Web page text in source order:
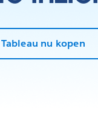
Tableau nu kopen